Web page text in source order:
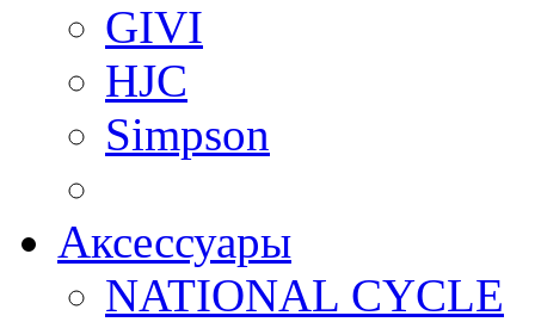
GIVI
HJC
Simpson
Аксессуары
NATIONAL CYCLE